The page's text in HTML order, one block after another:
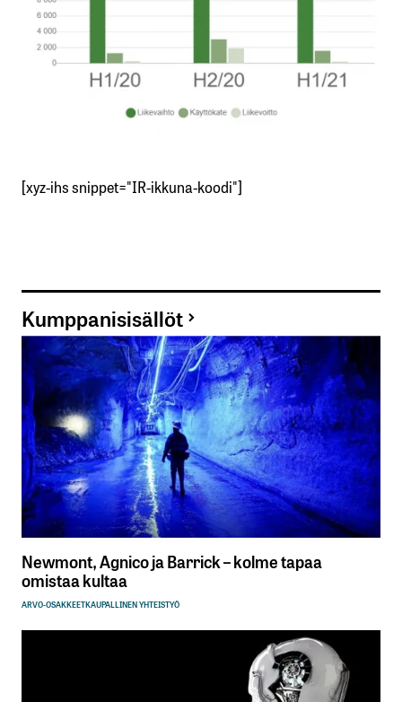
[xyz-ihs snippet="IR-ikkuna-koodi"]
Kumppanisisällöt
Newmont, Agnico ja Barrick – kolme tapaa
omistaa kultaa
ARVO-OSAKKEETKAUPALLINEN YHTEISTYÖ